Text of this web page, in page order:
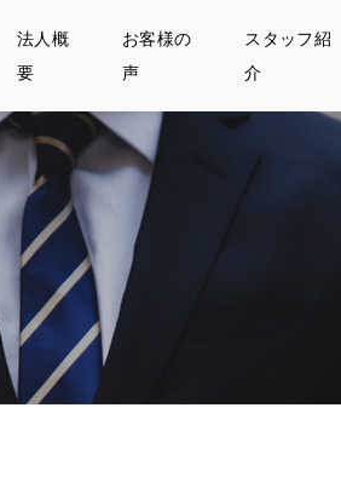
法人概
要
お客様の
声
スタッフ紹
介